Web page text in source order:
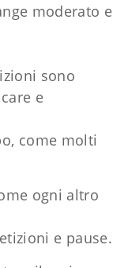
moderato e
sono
e
come molti
ogni altro
e pause.